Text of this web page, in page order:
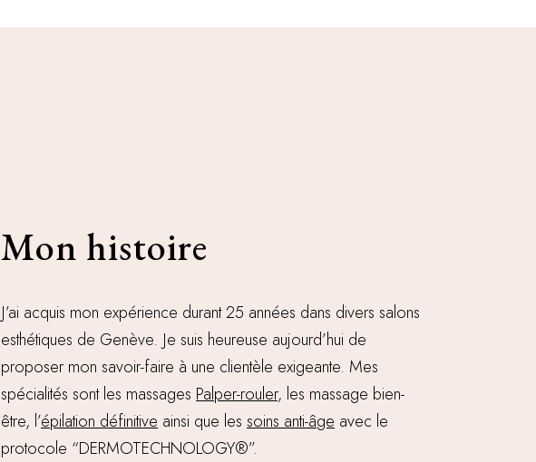
Mon histoire
J’ai acquis mon expérience durant 25 années dans divers salons
esthétiques de Genève. Je suis heureuse aujourd’hui de
proposer mon savoir-faire à une clientèle exigeante. Mes
spécialités sont les massages Palper-rouler, les massage bien-
être, l’épilation définitive ainsi que les soins anti-âge avec le
protocole “DERMOTECHNOLOGY®”.